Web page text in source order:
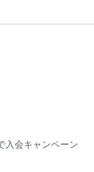
入会キャンペーン